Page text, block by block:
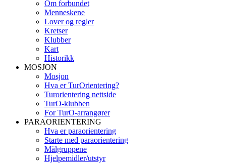
Om forbundet
Menneskene
Lover og regler
Kretser
Klubber
Kart
Historikk
MOSJON
Mosjon
Hva er TurOrientering?
Turorientering nettside
TurO-klubben
For TurO-arrangører
PARAORIENTERING
Hva er paraorientering
Starte med paraorientering
Målgruppene
Hjelpemidler/utstyr